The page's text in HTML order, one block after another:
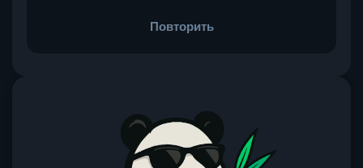
Повторить